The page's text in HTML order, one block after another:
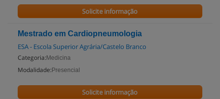
Solicite informação
Mestrado em Cardiopneumologia
ESA - Escola Superior Agrária/Castelo Branco
Categoria: Medicina
Modalidade: Presencial
Solicite informação